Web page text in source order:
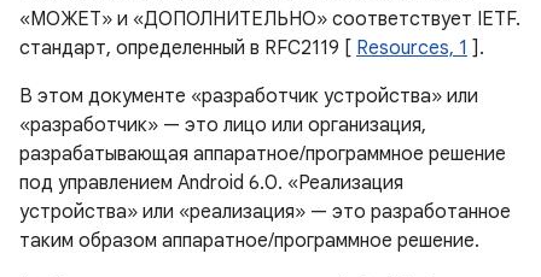
«МОЖЕТ» и «ДОПОЛНИТЕЛЬНО» соответствует IETF.
стандарт, определенный в RFC2119 [ Resources, 1 ].
В этом документе «разработчик устройства» или
«разработчик» — это лицо или организация,
разрабатывающая аппаратное/программное решение
под управлением Android 6.0. «Реализация
устройства» или «реализация» — это разработанное
таким образом аппаратное/программное решение.